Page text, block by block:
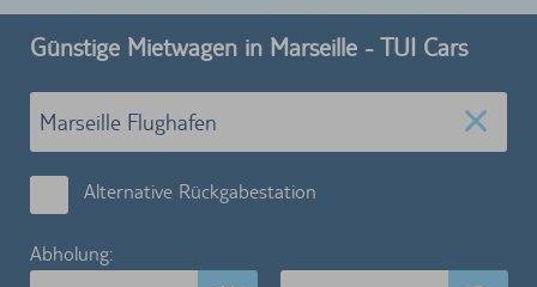
Günstige Mietwagen in Marseille - TUI Cars
Alternative Rückgabestation
Abholung: